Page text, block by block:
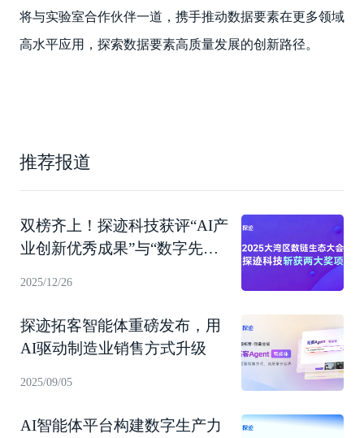
将与实验室合作伙伴一道，携手推动数据要素在更多领域
高水平应用，探索数据要素高质量发展的创新路径。
推荐报道
双榜齐上！探迹科技获评“AI产
业创新优秀成果”与“数字先锋
2025/12/26
探迹拓客智能体重磅发布，用
AI驱动制造业销售方式升级
2025/09/05
AI智能体平台构建数字生产力